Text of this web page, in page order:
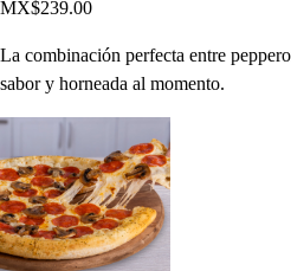
MX$239.00
La combinación perfecta entre
sabor y horneada al momento.